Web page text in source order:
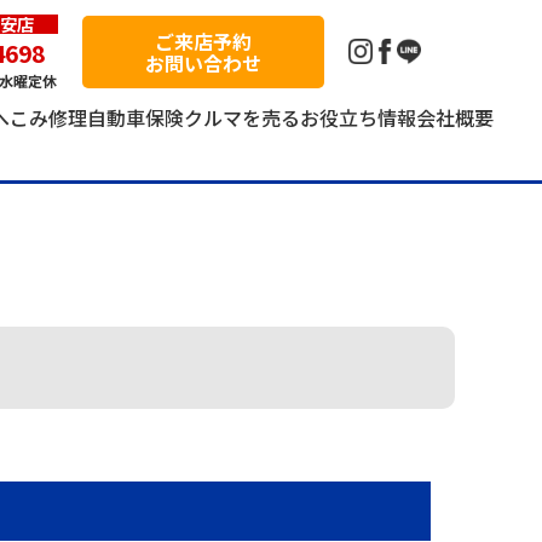
店
曜定休
ご来店予約
お問い合わせ
こみ修理自動車保険クルマを売るお役立ち情報会社概要